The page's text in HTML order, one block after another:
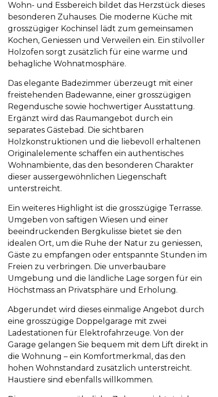
Wohn- und Essbereich bildet das Herzstück dieses
besonderen Zuhauses. Die moderne Küche mit
grosszügiger Kochinsel lädt zum gemeinsamen
Kochen, Geniessen und Verweilen ein. Ein stilvoller
Holzofen sorgt zusätzlich für eine warme und
behagliche Wohnatmosphäre.
Das elegante Badezimmer überzeugt mit einer
freistehenden Badewanne, einer grosszügigen
Regendusche sowie hochwertiger Ausstattung.
Ergänzt wird das Raumangebot durch ein
separates Gästebad. Die sichtbaren
Holzkonstruktionen und die liebevoll erhaltenen
Originalelemente schaffen ein authentisches
Wohnambiente, das den besonderen Charakter
dieser aussergewöhnlichen Liegenschaft
unterstreicht.
Ein weiteres Highlight ist die grosszügige Terrasse.
Umgeben von saftigen Wiesen und einer
beeindruckenden Bergkulisse bietet sie den
idealen Ort, um die Ruhe der Natur zu geniessen,
Gäste zu empfangen oder entspannte Stunden im
Freien zu verbringen. Die unverbaubare
Umgebung und die ländliche Lage sorgen für ein
Höchstmass an Privatsphäre und Erholung.
Abgerundet wird dieses einmalige Angebot durch
eine grosszügige Doppelgarage mit zwei
Ladestationen für Elektrofahrzeuge. Von der
Garage gelangen Sie bequem mit dem Lift direkt in
die Wohnung – ein Komfortmerkmal, das den
hohen Wohnstandard zusätzlich unterstreicht.
Haustiere sind ebenfalls willkommen.